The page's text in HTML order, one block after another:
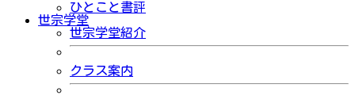
ひとこと書評
世宗学堂
世宗学堂紹介
クラス案内